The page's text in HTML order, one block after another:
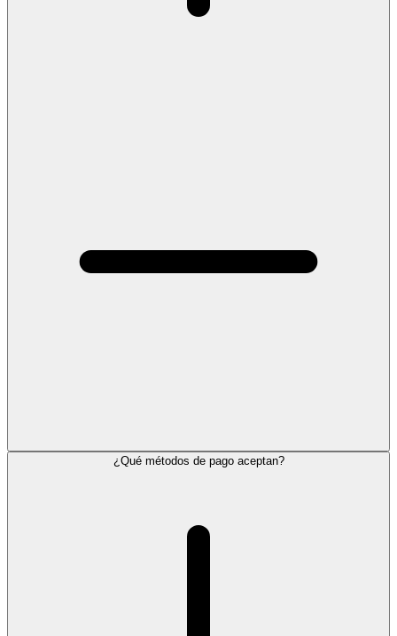
¿Qué métodos de pago aceptan?